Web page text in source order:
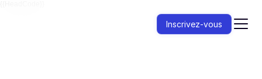
Inscrivez-vous